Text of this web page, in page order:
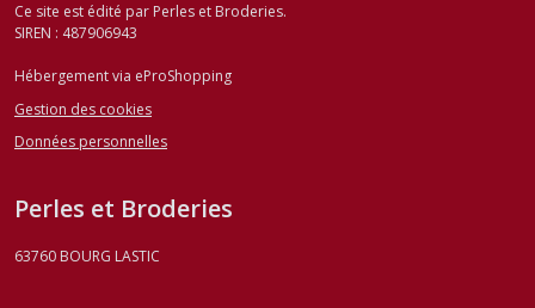
Ce site est édité par Perles et Broderies.
SIREN : 487906943
Hébergement via eProShopping
Gestion des cookies
Données personnelles
Perles et Broderies
63760 BOURG LASTIC